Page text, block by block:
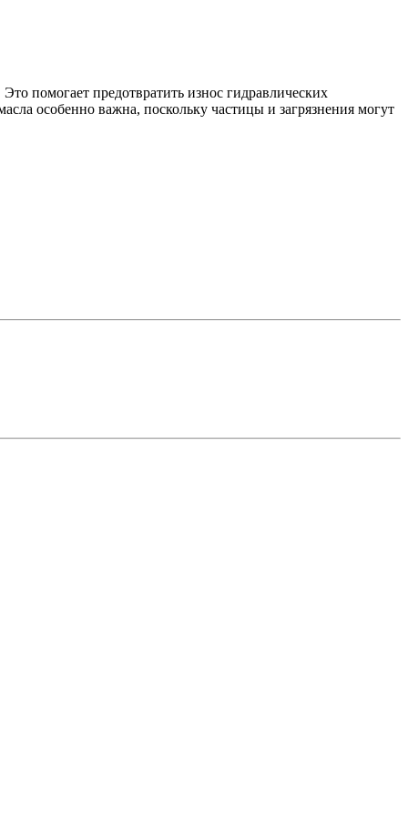
помогает предотвратить износ гидравлических
особенно важна, поскольку частицы и загрязнения могут